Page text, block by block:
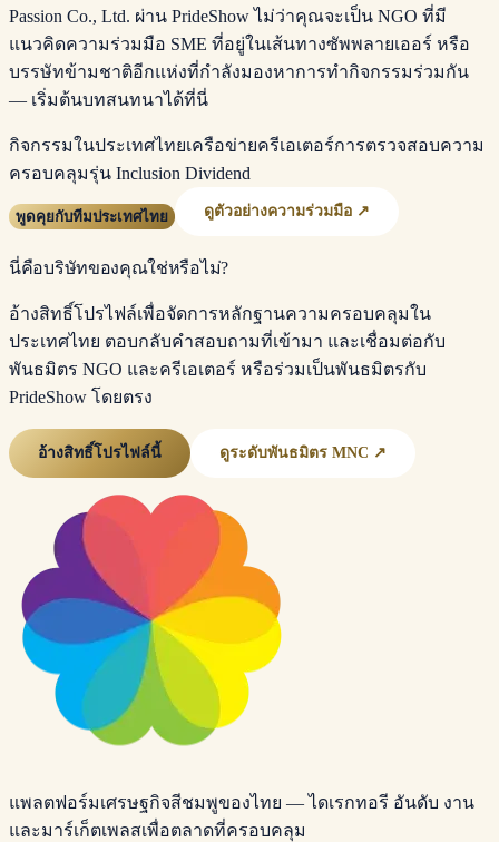
Passion Co., Ltd. ผ่าน PrideShow ไม่ว่าคุณจะเป็น NGO ที่มี
แนวคิดความร่วมมือ SME ที่อยู่ในเส้นทางซัพพลายเออร์ หรือ
บรรษัทข้ามชาติอีกแห่งที่กำลังมองหาการทำกิจกรรมร่วมกัน
— เริ่มต้นบทสนทนาได้ที่นี่
กิจกรรมในประเทศไทยเครือข่ายครีเอเตอร์การตรวจสอบความ
ครอบคลุมรุ่น Inclusion Dividend
พูดคุยกับทีมประเทศไทย ดูตัวอย่างความร่วมมือ ↗
นี่คือบริษัทของคุณใช่หรือไม่?
อ้างสิทธิ์โปรไฟล์เพื่อจัดการหลักฐานความครอบคลุมใน
ประเทศไทย ตอบกลับคำสอบถามที่เข้ามา และเชื่อมต่อกับ
พันธมิตร NGO และครีเอเตอร์ หรือร่วมเป็นพันธมิตรกับ
PrideShow โดยตรง
อ้างสิทธิ์โปรไฟล์นี้ ดูระดับพันธมิตร MNC ↗
แพลตฟอร์มเศรษฐกิจสีชมพูของไทย — ไดเรกทอรี อันดับ งาน
และมาร์เก็ตเพลสเพื่อตลาดที่ครอบคลุม